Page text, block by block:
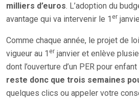
milliers d’euros. L’adoption du
avantage qui va intervenir le 1 er
Comme chaque année, le projet de
vigueur au 1 er janvier et enlève
dont l’ouverture d’un PER pour enfant
reste donc que trois semaines
quelques clics ou appeler votre